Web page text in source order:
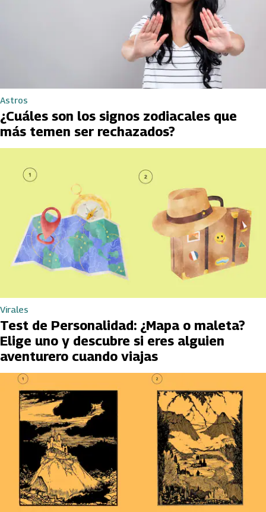
Astros
¿Cuáles son los signos zodiacales que
más temen ser rechazados?
Virales
Test de Personalidad: ¿Mapa o maleta?
Elige uno y descubre si eres alguien
aventurero cuando viajas